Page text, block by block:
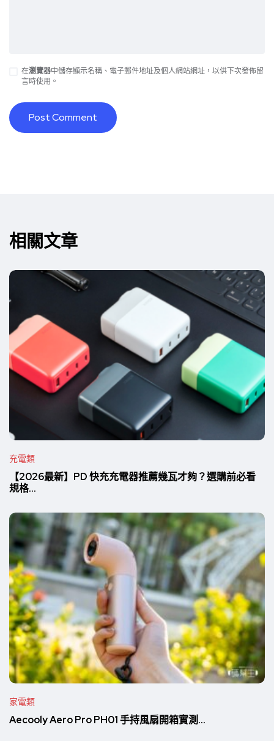
在瀏覽器中儲存顯示名稱、電子郵件地址及個人網站網址，以供下次發佈留
言時使用。
相關文章
充電類
【2026最新】PD 快充充電器推薦幾瓦才夠？選購前必看
規格...
家電類
Aecooly Aero Pro PH01 手持風扇開箱實測...